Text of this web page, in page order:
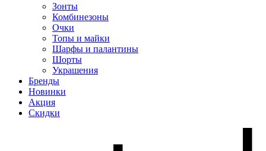
Зонты
Комбинезоны
Очки
Топы и майки
Шарфы и палантины
Шорты
Украшения
Бренды
Новинки
Акция
Скидки